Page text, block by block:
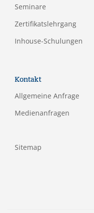
Seminare
Zertifikatslehrgang
Inhouse-Schulungen
Kontakt
Allgemeine Anfrage
Medienanfragen
Sitemap